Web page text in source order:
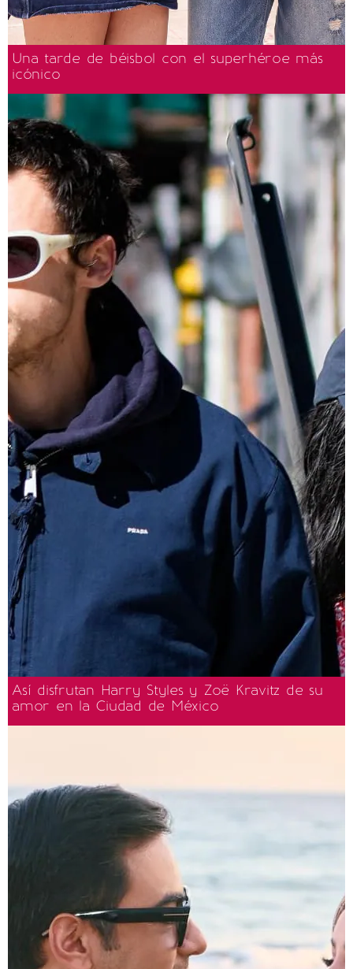
Una tarde de béisbol con el superhéroe más
icónico
Así disfrutan Harry Styles y Zoë Kravitz de su
amor en la Ciudad de México